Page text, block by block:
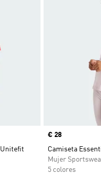
Unitefit
Precio
€ 28
Camiseta
Mujer
5 colores